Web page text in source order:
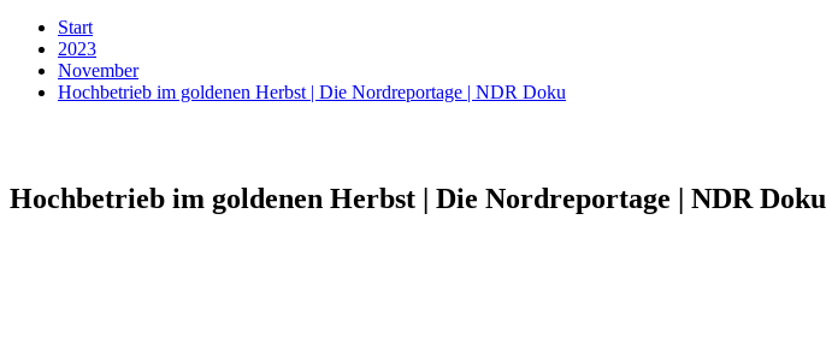
Start
2023
November
Hochbetrieb im goldenen Herbst | Die Nordreportage | NDR Doku
Hochbetrieb im goldenen Herbst | Die Nordreportage | NDR Doku